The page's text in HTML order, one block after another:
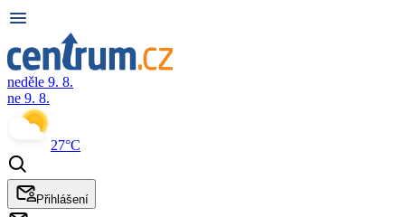
neděle 9. 8.
ne 9. 8.
27°C
Přihlášení